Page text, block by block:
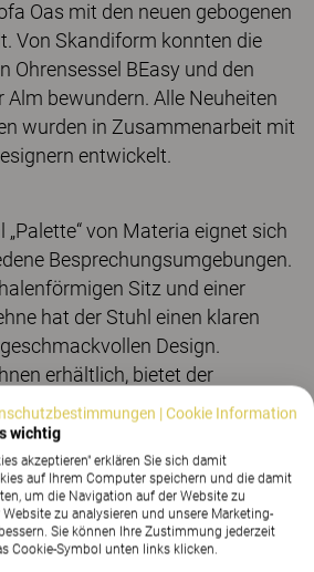
Oas mit den neuen gebogenen
Von Skandiform konnten die
Ohrensessel BEasy und den
Alm bewundern. Alle Neuheiten
wurden in Zusammenarbeit mit
entwickelt.
„Palette“ von Materia eignet sich
Besprechungsumgebungen.
Sitz und einer
hat der Stuhl einen klaren
Design.
erhältlich, bietet der
ergonomische Sitzposition, ist
verfügt über eine arretierbare
ebenfalls von Materia, ist
|Cookie Information
wichtig
akzeptieren" erklären Sie sich damit
auf Ihrem Computer speichern und die damit
um die Navigation auf der Website zu
zu analysieren und unsere Marketing-
Sie können Ihre Zustimmung jederzeit
Cookie-Symbol unten links klicken.